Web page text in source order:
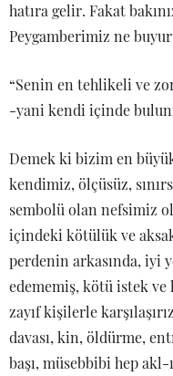
hatıra gelir. Fakat
Peygamberimiz ne
“Senin en tehlikeli ve
-yani kendi içinde
Demek ki bizim en
kendimiz, ölçüsüz,
sembolü olan nefsimiz
içindeki kötülük ve
perdenin arkasında, iyi
edememiş, kötü istek ve
zayıf kişilerle
davası, kin, öldürme,
başı, müsebbibi hep